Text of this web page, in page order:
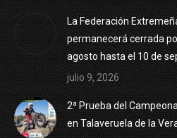
La Federación
permanecerá cerrada
agosto hasta el 10 de
julio 9, 2026
2ª Prueba del
en Talaveruela de la